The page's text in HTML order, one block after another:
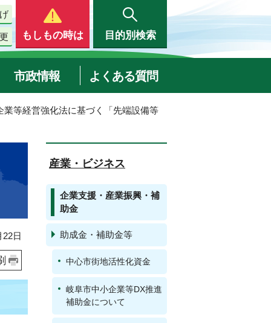
もしもの時は 目的別検索
市政情報 よくある質問
等経営強化法に基づく「先端設備等
日
産業・ビジネス
企業支援・産業振興・補
助金
助成金・補助金等
中心市街地活性化資金
岐阜市中小企業等DX推進
補助金について